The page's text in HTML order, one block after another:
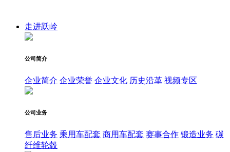
走进跃岭
公司简介
企业简介 企业荣誉 企业文化 历史沿革 视频专区
公司业务
售后业务 乘用车配套 商用车配套 赛事合作 锻造业务 碳
纤维轮毂